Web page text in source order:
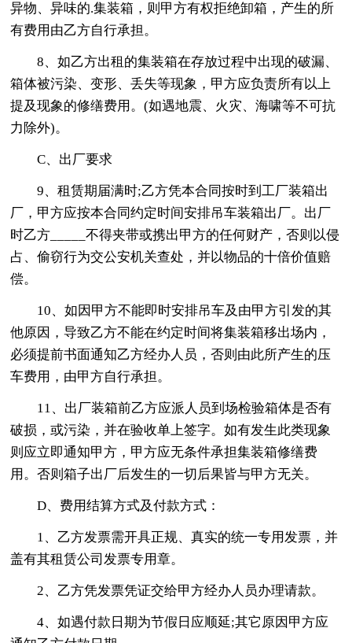
异物、异味的.集装箱，则甲方有权拒绝卸箱，产生的所
有费用由乙方自行承担。
8、如乙方出租的集装箱在存放过程中出现的破漏、
箱体被污染、变形、丢失等现象，甲方应负责所有以上
提及现象的修缮费用。(如遇地震、火灾、海啸等不可抗
力除外)。
C、出厂要求
9、租赁期届满时;乙方凭本合同按时到工厂装箱出
厂，甲方应按本合同约定时间安排吊车装箱出厂。出厂
时乙方_____不得夹带或携出甲方的任何财产，否则以侵
占、偷窃行为交公安机关查处，并以物品的十倍价值赔
偿。
10、如因甲方不能即时安排吊车及由甲方引发的其
他原因，导致乙方不能在约定时间将集装箱移出场内，
必须提前书面通知乙方经办人员，否则由此所产生的压
车费用，由甲方自行承担。
11、出厂装箱前乙方应派人员到场检验箱体是否有
破损，或污染，并在验收单上签字。如有发生此类现象
则应立即通知甲方，甲方应无条件承担集装箱修缮费
用。否则箱子出厂后发生的一切后果皆与甲方无关。
D、费用结算方式及付款方式：
1、乙方发票需开具正规、真实的统一专用发票，并
盖有其租赁公司发票专用章。
2、乙方凭发票凭证交给甲方经办人员办理请款。
4、如遇付款日期为节假日应顺延;其它原因甲方应